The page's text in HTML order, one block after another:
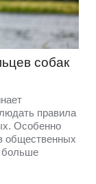
собак
правила
Особенно
общественных
больше